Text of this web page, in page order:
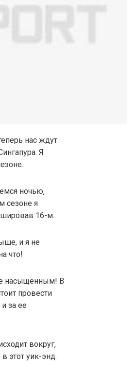
нас ждут
Я
ночью,
сезоне я
16-м.
и я не
что!
насыщенным! В
провести
за ее
вокруг,
этот уик-энд.